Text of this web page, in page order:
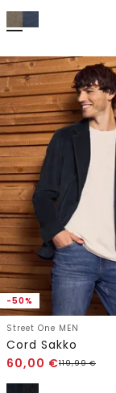
-50%
Street One MEN
Cord Sakko
60,00 €119,99€